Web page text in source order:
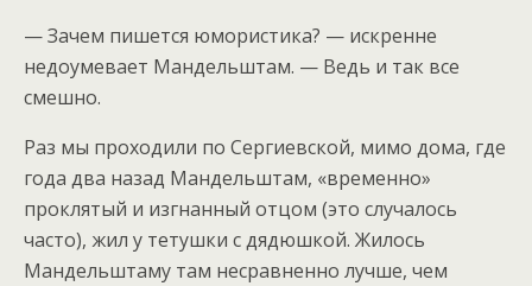
— Зачем пишется юмористика? — искренне
недоумевает Мандельштам. — Ведь и так все
смешно.
Раз мы проходили по Сергиевской, мимо дома, где
года два назад Мандельштам, «временно»
проклятый и изгнанный отцом (это случалось
часто), жил у тетушки с дядюшкой. Жилось
Мандельштаму там несравненно лучше, чем